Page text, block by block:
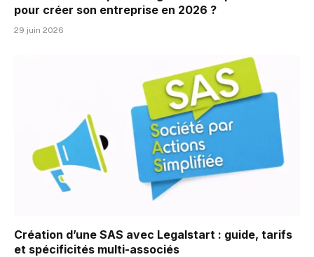
pour créer son entreprise en 2026 ?
29 juin 2026
Création d’une SAS avec Legalstart : guide, tarifs
et spécificités multi-associés